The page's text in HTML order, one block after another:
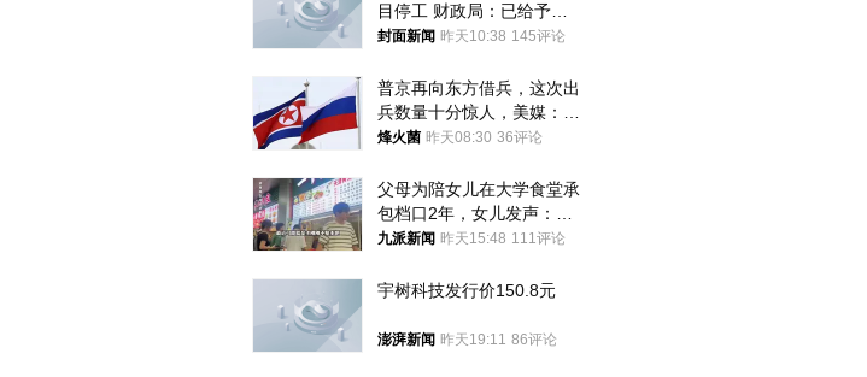
目停工 财政局：已给予处
分，正督促整改
封面新闻 昨天10:38 145评论
普京再向东方借兵，这次出
兵数量十分惊人，美媒：俄
朝要动真格？
烽火菌 昨天08:30 36评论
父母为陪女儿在大学食堂承
包档口2年，女儿发声：初
衷是为了陪伴，毕业后将不
九派新闻 昨天15:48 111评论
宇树科技发行价150.8元
澎湃新闻 昨天19:11 86评论